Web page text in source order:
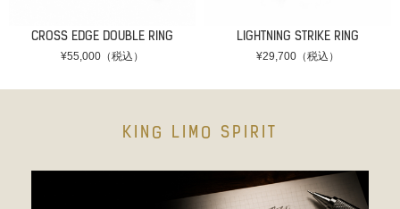
CROSS EDGE DOUBLE RING
¥55,000（税込）
LIGHTNING STRIKE RING
¥29,700（税込）
KING LIMO SPIRIT